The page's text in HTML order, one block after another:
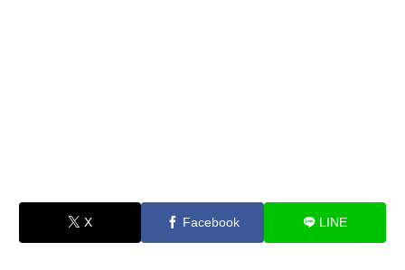
X Facebook LINE